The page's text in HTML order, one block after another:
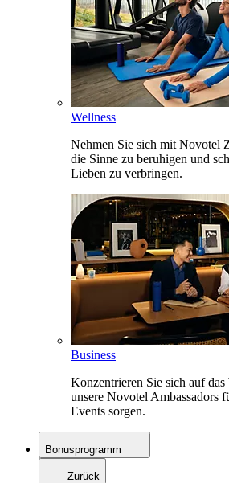
Wellness
Nehmen Sie sich mit Novotel
die Sinne zu beruhigen und
Lieben zu verbringen.
Business
Konzentrieren Sie sich auf
unsere Novotel Ambassadors
Events sorgen.
Bonusprogramm
Zurück